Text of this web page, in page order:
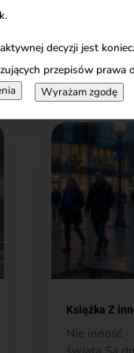
Książka Z
Nie inność -
decyzji jest
przepisów prawa
Wyrażam zgodę